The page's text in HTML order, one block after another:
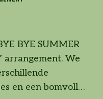
BYE SUMMER
arrangement. We
en een bomvolle